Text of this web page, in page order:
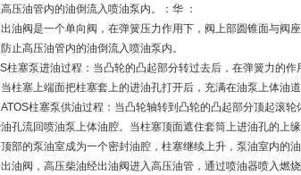
压油管内的油倒流入喷油泵内。
：华 ：
阀是一个单向阀，在弹簧压力作用下，阀上部圆锥面与阀
止高压油管内的油倒流入喷油泵内。
柱塞泵进油过程：当凸轮的凸起部分转过去后，在弹簧力的
柱塞上端面把柱塞套上的进油孔打开后，充满在油泵上体油
柱塞泵供油过程：当凸轮轴转到凸轮的凸起部分顶起滚轮
孔流回喷油泵上体油腔。当柱塞顶面遮住套筒上进油孔的上
部的泵油室成为一个密封油腔，柱塞继续上升，泵油室内的
油阀，高压柴油经出油阀进入高压油管，通过喷油器喷入燃烧